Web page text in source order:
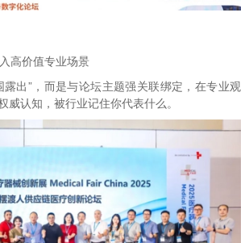
高价值专业场景
露出”，而是与论坛主题强关联绑定，在专业观
威认知，被行业记住你代表什么。